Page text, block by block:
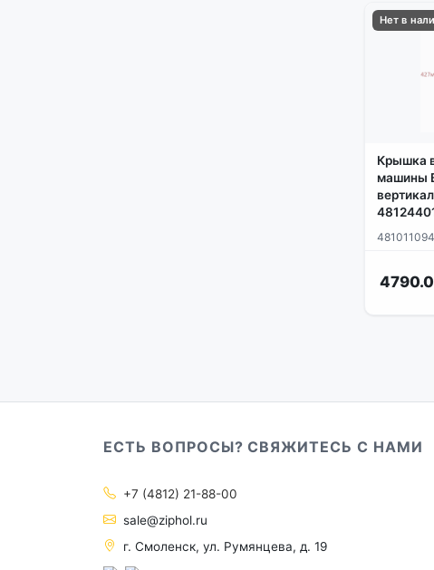
Нет в
Крышка
машины
ЕСТЬ ВОПРОСЫ? СВЯЖИТЕСЬ С НАМИ
+7 (4812) 21-88-00
sale@ziphol.ru
г. Смоленск, ул. Румянцева, д. 19